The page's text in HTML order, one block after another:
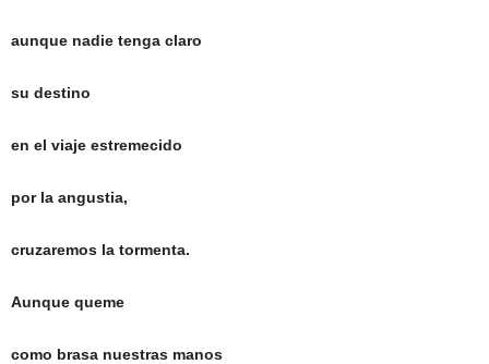
aunque nadie tenga claro
su destino
en el viaje estremecido
por la angustia,
cruzaremos la tormenta.
Aunque queme
como brasa nuestras manos